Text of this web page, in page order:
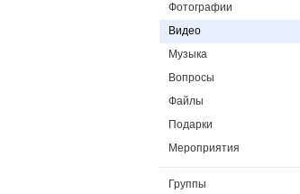
Фотографии
Видео
Музыка
Вопросы
Файлы
Подарки
Мероприятия
Группы